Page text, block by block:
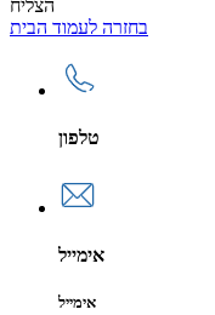
הצליח
בחזרה לעמוד הבית
טלפון
אימייל
אימייל